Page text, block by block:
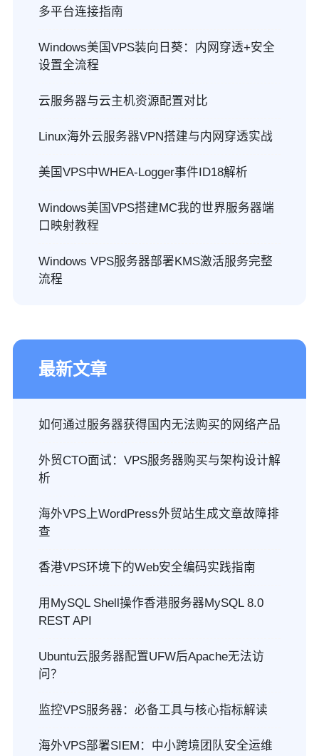
多平台连接指南
Windows美国VPS装向日葵：内网穿透+安全
设置全流程
云服务器与云主机资源配置对比
Linux海外云服务器VPN搭建与内网穿透实战
美国VPS中WHEA-Logger事件ID18解析
Windows美国VPS搭建MC我的世界服务器端
口映射教程
Windows VPS服务器部署KMS激活服务完整
流程
最新文章
如何通过服务器获得国内无法购买的网络产品
外贸CTO面试：VPS服务器购买与架构设计解
析
海外VPS上WordPress外贸站生成文章故障排
查
香港VPS环境下的Web安全编码实践指南
用MySQL Shell操作香港服务器MySQL 8.0
REST API
Ubuntu云服务器配置UFW后Apache无法访
问？
监控VPS服务器：必备工具与核心指标解读
海外VPS部署SIEM：中小跨境团队安全运维